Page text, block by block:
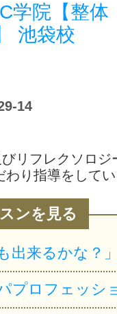
載のお問
学院【整体
池袋校
14
リフレクソロジ
わり指導をして
ンを見る